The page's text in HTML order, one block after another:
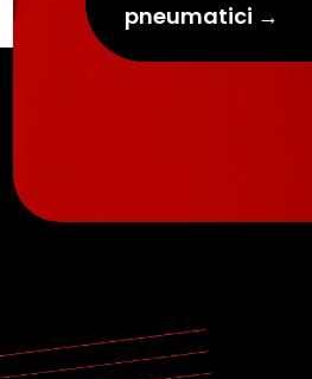
pneumatici →